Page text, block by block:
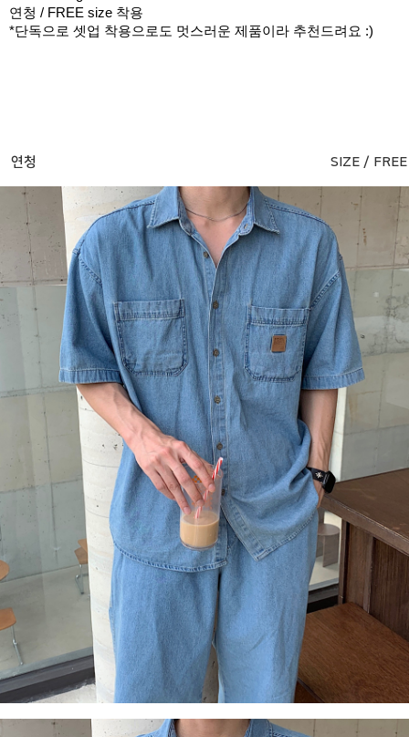
연청 / FREE size 착용
*단독으로 셋업 착용으로도 멋스러운 제품이라 추천드려요 :)
연청 SIZE / FREE